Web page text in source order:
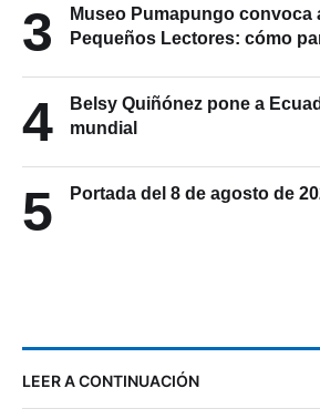
3
Museo Pumapungo convoca
Pequeños Lectores: cómo
4
Belsy Quiñónez pone a
mundial
5 Portada del 8 de agosto de
LEER A CONTINUACIÓN